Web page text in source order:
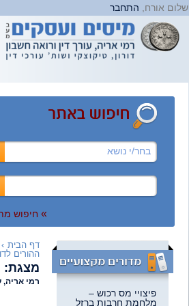
שלום אורח, התחבר
בחר/י נושא
» חיפוש
פיצויי מס רכוש –
מלחמת חרבות ברזל
דף הבית ›
ההורים
מצגת:
רמי אריה,